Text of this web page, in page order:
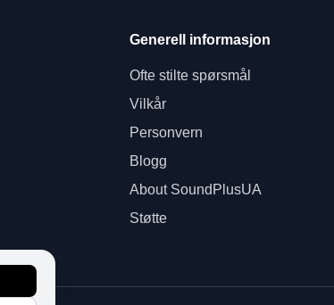
Generell informasjon
Ofte stilte spørsmål
Vilkår
Personvern
Blogg
About SoundPlusUA
Støtte